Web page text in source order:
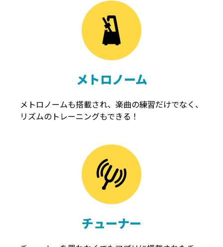
メトロノーム
メトロノームも搭載され、楽曲の練習だけでなく、
リズムのトレーニングもできる！
チューナー